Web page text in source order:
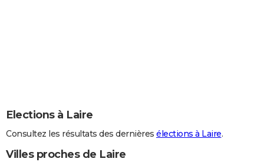
Elections à Laire
Consultez les résultats des dernières élections à Laire.
Villes proches de Laire